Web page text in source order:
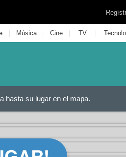
| Música | Cine | TV |
hasta su lugar en el mapa.